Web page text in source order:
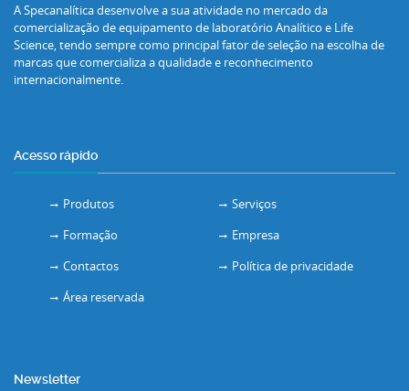
A Specanalítica desenvolve a sua atividade no mercado da
comercialização de equipamento de laboratório Analítico e Life
Science, tendo sempre como principal fator de seleção na escolha de
marcas que comercializa a qualidade e reconhecimento
internacionalmente.
Acesso rápido
Produtos
Serviços
Formação
Empresa
Contactos
Política de privacidade
Área reservada
Newsletter